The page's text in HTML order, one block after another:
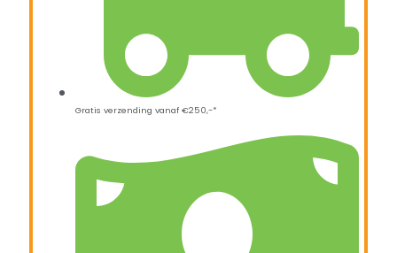
Gratis verzending vanaf €250,-*